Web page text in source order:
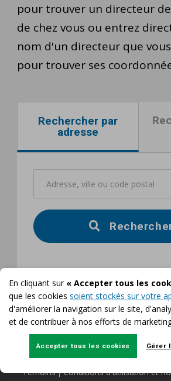
En cliquant sur « Accepter tous les
que les cookies soient stockés sur votre
d'améliorer la navigation sur le site,
et de contribuer à nos efforts de
Accepter tous les cookies Gérer
pour trouver un directeur
de chez vous ou entrez
nom d'un directeur que
pour trouver ses
Rechercher par
adresse
Accessibilité|Confidentialité|Sécurité
Témoins|Conditions d'utilisation et